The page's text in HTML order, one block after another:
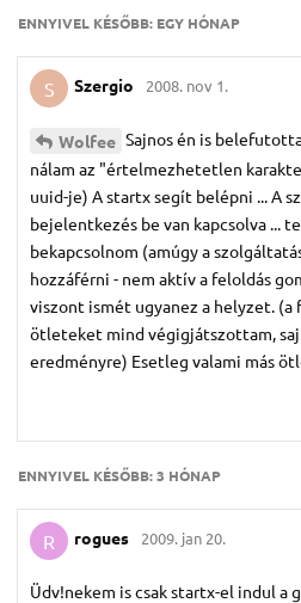
ENNYIVEL KÉSŐBB: EGY HÓNAP
S Szergio 2008. nov 1.
Wolfee Sajnos én is
nálam az "értelmezhetetlen
uuid-je) A startx segít belépni ... A
bejelentkezés be van kapcsolva ...
bekapcsolnom (amúgy a
hozzáférni - nem aktív a feloldás
viszont ismét ugyanez a helyzet. (a
ötleteket mind végigjátszottam,
eredményre) Esetleg valami más
ENNYIVEL KÉSŐBB:3 HÓNAP
R rogues 2009. jan 20.
Üdv!nekem is csak startx-el indul a